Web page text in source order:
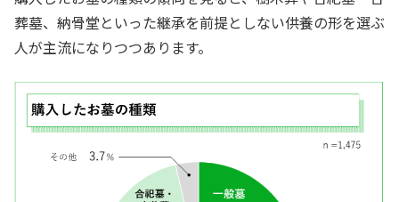
葬墓、納骨堂といった継承を前提としない供養の形を選ぶ
人が主流になりつつあります。